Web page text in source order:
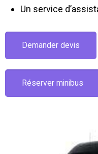
Un service
Demander devis
Réserver minibus